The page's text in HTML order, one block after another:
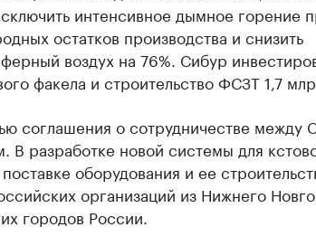
интенсивное дымное горение
остатков производства и снизить
воздух на 76%. Сибур
факела и строительство ФСЗТ 1,7
соглашения о сотрудничестве между
В разработке новой системы для
оборудования и ее
организаций из Нижнего
городов России.